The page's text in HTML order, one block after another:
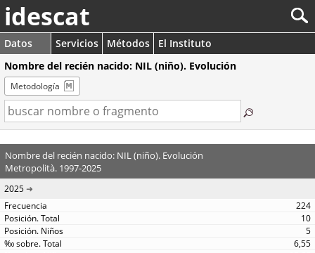
idescat
Datos Servicios Métodos
El Instituto
Nombre del recién nacido: NIL (niño). Evolución
Metodología
Nombre del recién nacido: NIL (niño). Evolución
Metropolità. 1997-2025
2025
224
10
5
6,55